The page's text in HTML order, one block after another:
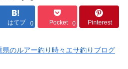
はてブ 0 Pocket 0 Pinterest
県のルアー釣り時々エサ釣りブログ